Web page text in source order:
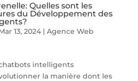
Quelles sont les
du Développement des
13, 2024| Agence Web
intelligents
la manière dont les